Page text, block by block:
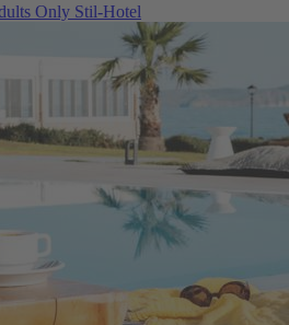
Only Stil-Hotel